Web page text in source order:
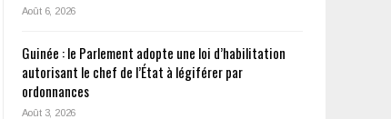
Août 6, 2026
Guinée : le Parlement adopte une loi d’habilitation
autorisant le chef de l’État à légiférer par
ordonnances
Août 3, 2026